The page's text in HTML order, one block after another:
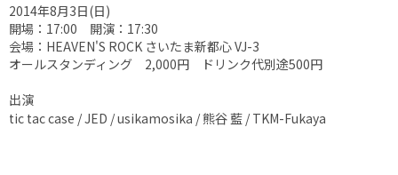
2014年8月3日(日)
開場：17:00 開演：17:30
会場：HEAVEN'S ROCK さいたま新都心 VJ-3
オールスタンディング 2,000円 ドリンク代別途500円
出演
tic tac case / JED / usikamosika / 熊谷 藍 / TKM-Fukaya